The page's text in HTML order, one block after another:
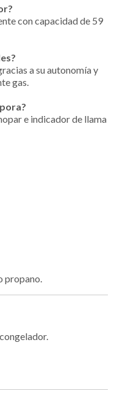
con capacidad de 59
a su autonomía y
gas.
e indicador de llama
propano.